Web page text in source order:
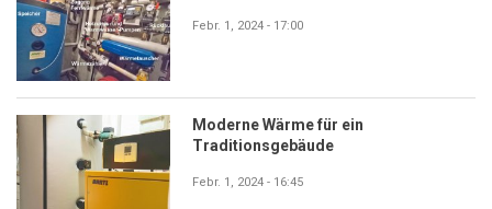
Febr. 1, 2024 - 17:00
Moderne Wärme für ein
Traditionsgebäude
Febr. 1, 2024 - 16:45